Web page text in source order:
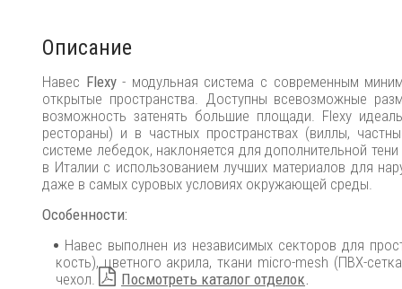
Описание
Навес Flexy- модульная система с современным
открытые пространства. Доступны всевозможные
возможность затенять большие площади. Flexy
рестораны) и в частных пространствах (виллы,
системе лебедок, наклоняется для дополнительной
в Италии с использованием лучших материалов для
даже в самых суровых условиях окружающей среды.
Особенности:
Навес выполнен из независимых секторов для
кость), цветного акрила, ткани micro-mesh (ПВХ-
чехол.
Посмотреть каталог отделок.